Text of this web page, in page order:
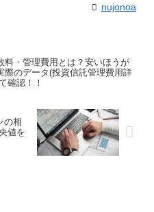
nujonoa
料・管理費用とは？安いほうが
際のデータ(投資信託管理費用詳
確認！！
の相
値を